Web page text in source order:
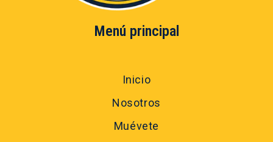
Menú principal
Inicio
Nosotros
Muévete